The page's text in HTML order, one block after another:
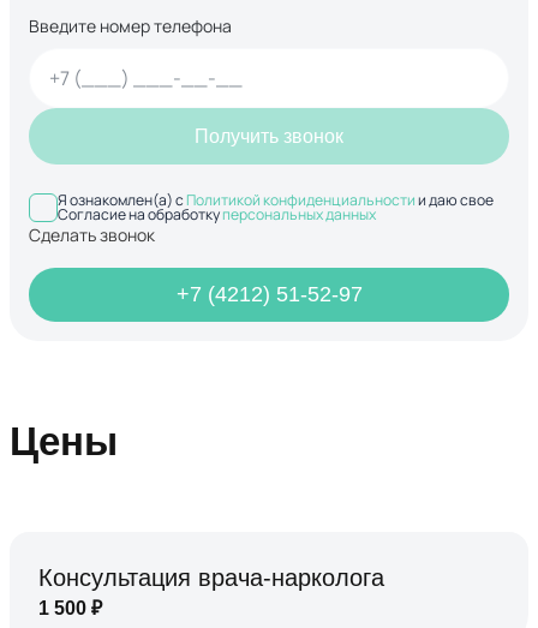
Введите номер телефона
Получить звонок
Я ознакомлен(а) сПолитикой конфиденциальностии даю свое
Согласие на обработкуперсональных данных
Сделать звонок
+7 (4212) 51-52-97
Цены
Консультация врача-нарколога
1 500 ₽